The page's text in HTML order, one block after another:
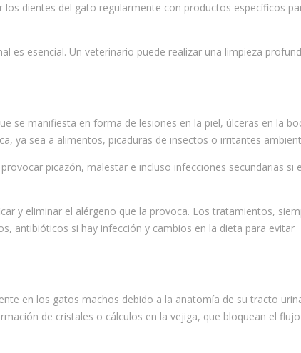
dientes del gato regularmente con productos específicos
es esencial. Un veterinario puede realizar una limpieza
se manifiesta en forma de lesiones en la piel, úlceras en la
ya sea a alimentos, picaduras de insectos o irritantes
picazón, malestar e incluso infecciones secundarias si
y eliminar el alérgeno que la provoca. Los tratamientos,
antibióticos si hay infección y cambios en la dieta para evitar
en los gatos machos debido a la anatomía de su tracto
de cristales o cálculos en la vejiga, que bloquean el